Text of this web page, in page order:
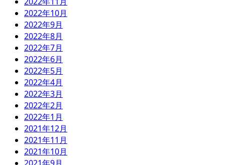
2022年10月
2022年9月
2022年8月
2022年7月
2022年6月
2022年5月
2022年4月
2022年3月
2022年2月
2022年1月
2021年12月
2021年11月
2021年10月